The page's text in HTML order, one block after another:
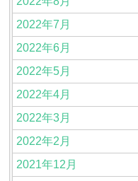
2022年7月
2022年6月
2022年5月
2022年4月
2022年3月
2022年2月
2021年12月